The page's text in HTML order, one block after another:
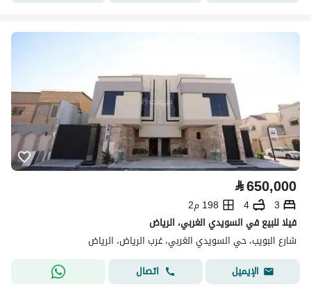
⃁650,000
3
4
198 م2
فيلا للبيع في السويدي الغربي، الرياض
شارع البويب، حي السويدي الغربي، غرب الرياض، الرياض
الإيميل
اتصال